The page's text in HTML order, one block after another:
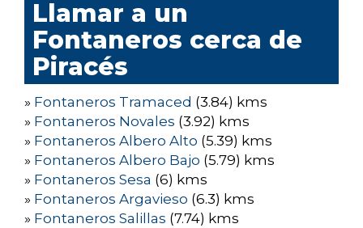
Llamar a un
Fontaneros cerca de
Piracés
» Fontaneros Tramaced (3.84) kms
» Fontaneros Novales (3.92) kms
» Fontaneros Albero Alto (5.39) kms
» Fontaneros Albero Bajo (5.79) kms
» Fontaneros Sesa (6) kms
» Fontaneros Argavieso (6.3) kms
» Fontaneros Salillas (7.74) kms